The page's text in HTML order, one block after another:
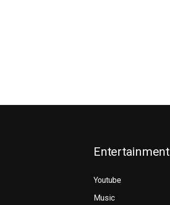
Entertainment
Youtube
Music